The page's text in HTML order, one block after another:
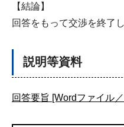
【結論】
回答をもって交渉を終了し
説明等資料
回答要旨 [Wordファイル